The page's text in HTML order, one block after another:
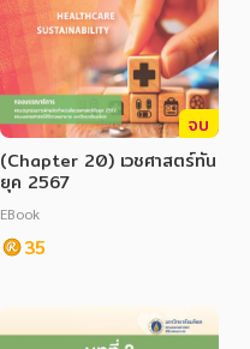
จบ
(Chapter 20) เวชศาสตร์ทัน
ยุค 2567
EBook
35